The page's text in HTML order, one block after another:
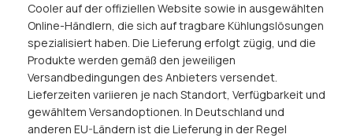
Cooler auf der offiziellen Website sowie in ausgewählten
Online-Händlern, die sich auf tragbare Kühlungslösungen
spezialisiert haben. Die Lieferung erfolgt zügig, und die
Produkte werden gemäß den jeweiligen
Versandbedingungen des Anbieters versendet.
Lieferzeiten variieren je nach Standort, Verfügbarkeit und
gewähltem Versandoptionen. In Deutschland und
anderen EU-Ländern ist die Lieferung in der Regel